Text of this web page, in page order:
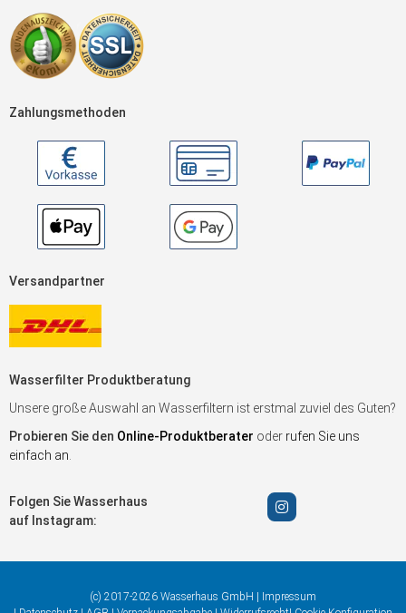
Zahlungsmethoden
Versandpartner
Wasserfilter Produktberatung
Unsere große Auswahl an Wasserfiltern ist erstmal zuviel des Guten?
Probieren Sie den Online-Produktberater oder rufen Sie uns
einfach an
Folgen Sie Wasserhaus
auf Instagram:
(c) 2017-2026 Wasserhaus GmbH |
Impressum